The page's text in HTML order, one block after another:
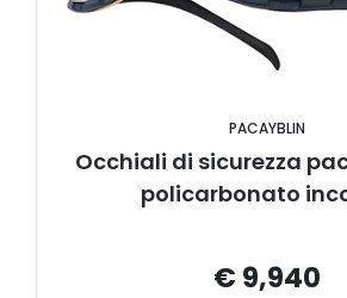
PACAYBLIN
Occhiali di sicurezza
policarbonato
€ 9,940